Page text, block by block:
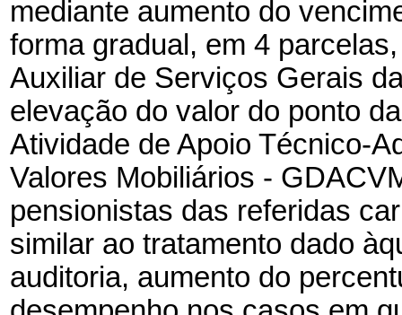
mediante aumento do
forma gradual, em 4
Auxiliar de Serviços Gerais
elevação do valor do ponto
Atividade de Apoio Técnico-
Valores Mobiliários -
pensionistas das referidas
similar ao tratamento dado
auditoria, aumento do